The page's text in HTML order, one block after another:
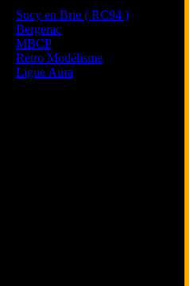
Sucy en Brie ( RC94 )
Bergerac
MBCP
Rétro Modélisme
Ligue Aura